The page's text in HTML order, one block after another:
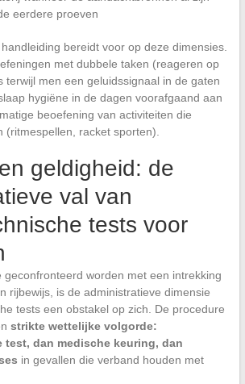
eerdere proeven
bereidt voor op deze dimensies.
met dubbele taken (reageren op
terwijl men een geluidssignaal in de gaten
hygiëne in de dagen voorafgaand aan
beoefening van activiteiten die
(ritmespellen, racket sporten).
geldigheid: de
val van
tests voor
geconfronteerd worden met een intrekking
rijbewijs, is de administratieve dimensie
tests een obstakel op zich. De procedure
strikte wettelijke volgorde:
dan medische keuring, dan
in gevallen die verband houden met